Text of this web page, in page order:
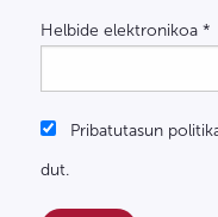
Helbide elektronikoa *
Pribatutasun
dut.